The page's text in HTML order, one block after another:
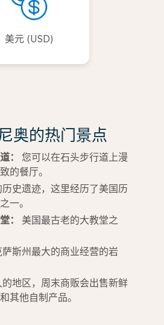
美元 (USD)
奥的热门景点
：
您可以在石头步行道上漫
的餐厅。
史遗迹，这里经历了美国历
一。
：
美国最古老的大教堂之
萨斯州最大的商业经营的岩
的地区，周末商贩会出售新鲜
其他自制产品。